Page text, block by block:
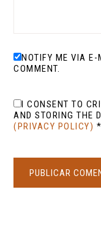
NOTIFY ME VIA E-
COMMENT.
I CONSENT TO
AND STORING THE
(PRIVACY POLICY) *